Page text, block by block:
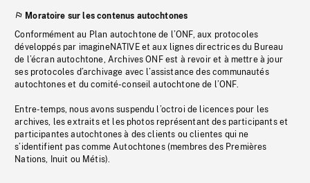
Moratoire sur les contenus autochtones
Conformément au Plan autochtone de l’ONF, aux protocoles
développés par imagineNATIVE et aux lignes directrices du Bureau
de l’écran autochtone, Archives ONF est à revoir et à mettre à jour
ses protocoles d’archivage avec l’assistance des communautés
autochtones et du comité-conseil autochtone de l’ONF.
Entre-temps, nous avons suspendu l’octroi de licences pour les
archives, les extraits et les photos représentant des participants et
participantes autochtones à des clients ou clientes qui ne
s’identifient pas comme Autochtones (membres des Premières
Nations, Inuit ou Métis).